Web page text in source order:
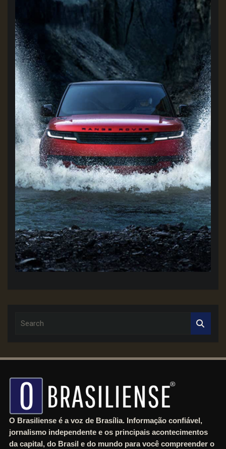
c
O Brasiliense é a voz de Brasília. Informação confiável,
jornalismo independente e os principais acontecimentos
da capital, do Brasil e do mundo para você compreender o